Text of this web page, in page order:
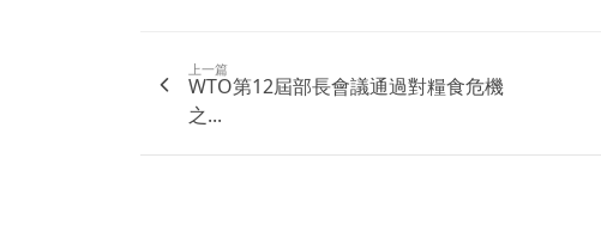
上一篇
WTO第12屆部長會議通過對糧食危機
之...